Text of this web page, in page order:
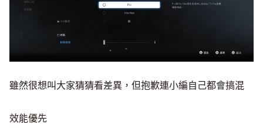
雖然很想叫大家猜猜看差異，但抱歉連小編自己都會搞混
效能優先